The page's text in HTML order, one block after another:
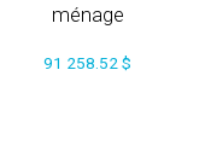
ménage
91 258.52 $